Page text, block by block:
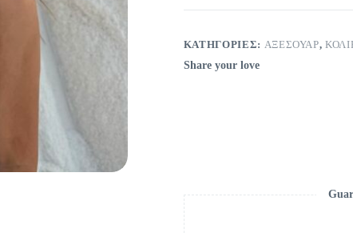
ΚΑΤΗΓΟΡΊΕΣ: ΑΞΕΣΟΥΆΡ,
Share your love